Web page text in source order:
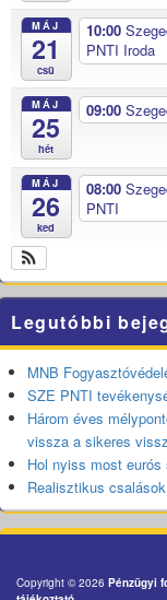
MÁJ
21
csü
10:00
PNTI Iroda
MÁJ
25
hét
09:00
MÁJ
26
ked
08:00
PNTI
Legutóbbi
MNB
SZE PNTI
Három éves
vissza a sikeres
Hol nyiss most
Realisztikus
Copyright © 2026 Pénzügyi